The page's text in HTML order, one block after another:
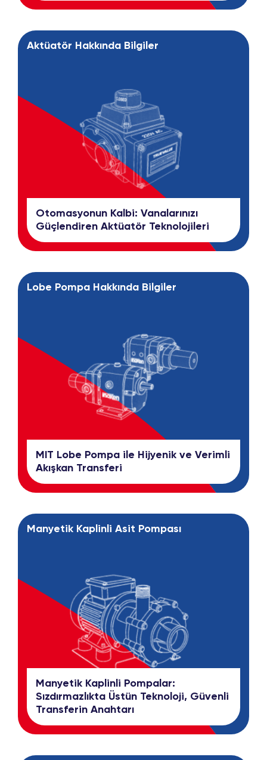
Aktüatör Hakkında Bilgiler
Otomasyonun Kalbi: Vanalarınızı
Güçlendiren Aktüatör Teknolojileri
Lobe Pompa Hakkında Bilgiler
MIT Lobe Pompa ile Hijyenik ve Verimli
Akışkan Transferi
Manyetik Kaplinli Asit Pompası
Manyetik Kaplinli Pompalar:
Sızdırmazlıkta Üstün Teknoloji, Güvenli
Transferin Anahtarı